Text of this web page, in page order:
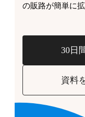
の販路が簡単に拡
30日
資料